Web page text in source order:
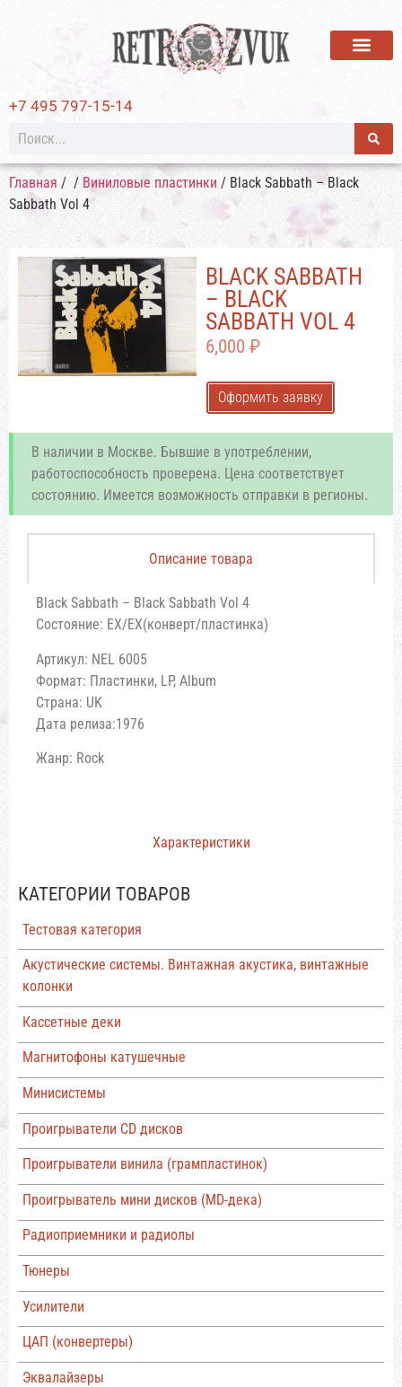
+7 495 797-15-14
Главная / / Виниловые пластинки / Black Sabbath – Black
Sabbath Vol 4
КАТЕГОРИИ ТОВАРОВ
Тестовая категория
Акустические системы. Винтажная акустика, винтажные
колонки
Кассетные деки
Магнитофоны катушечные
Минисистемы
Проигрыватели CD дисков
Проигрыватели винила (грампластинок)
Проигрыватель мини дисков (MD-дека)
Радиоприемники и радиолы
Тюнеры
Усилители
ЦАП (конвертеры)
Эквалайзеры
BLACK SABBATH
– BLACK
SABBATH VOL 4
6,000 ₽
Оформить заявку
В наличии в Москве. Бывшие в употреблении,
работоспособность проверена. Цена соответствует
состоянию. Имеется возможность отправки в регионы.
Описание товара
Характеристики
Black Sabbath ‎– Black Sabbath Vol 4
Состояние: EX/EX(конверт/пластинка)
Артикул: NEL 6005
Формат: Пластинки, LP, Album
Страна: UK
Дата релиза:1976
Жанр: Rock